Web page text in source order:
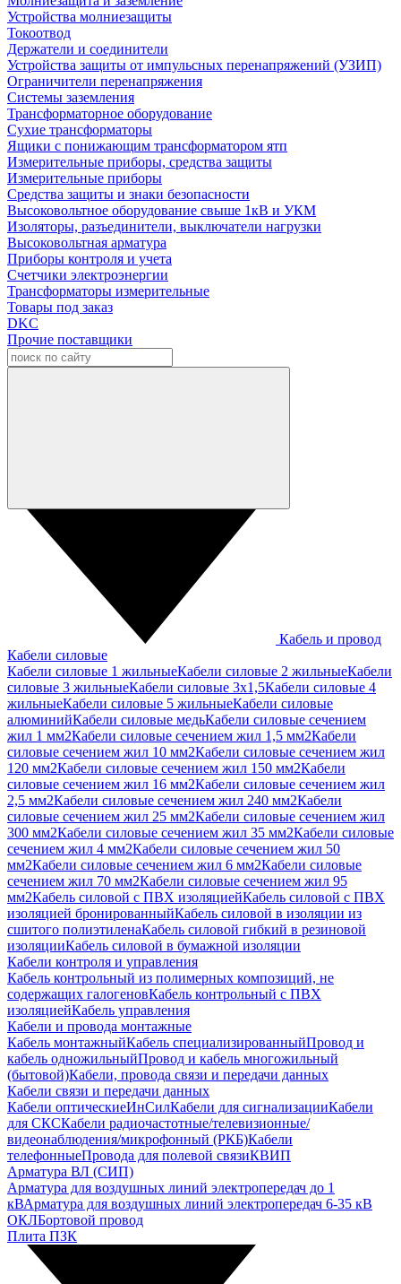
Устройства молниезащиты
Токоотвод
Держатели и соединители
Устройства защиты от импульсных перенапряжений (УЗИП)
Ограничители перенапряжения
Системы заземления
Трансформаторное оборудование
Сухие трансформаторы
Ящики с понижающим трансформатором ятп
Измерительные приборы, средства защиты
Измерительные приборы
Средства защиты и знаки безопасности
Высоковольтное оборудование свыше 1кВ и УКМ
Изоляторы, разъединители, выключатели нагрузки
Высоковольтная арматура
Приборы контроля и учета
Счетчики электроэнергии
Трансформаторы измерительные
Товары под заказ
DKC
Прочие поставщики
Кабель и провод
Кабели силовые
Кабели силовые 1 жильныеКабели силовые 2 жильныеКабели
силовые 3 жильныеКабели силовые 3х1,5Кабели силовые 4
жильныеКабели силовые 5 жильныеКабели силовые
алюминийКабели силовые медьКабели силовые сечением
жил 1 мм2Кабели силовые сечением жил 1,5 мм2Кабели
силовые сечением жил 10 мм2Кабели силовые сечением жил
120 мм2Кабели силовые сечением жил 150 мм2Кабели
силовые сечением жил 16 мм2Кабели силовые сечением жил
2,5 мм2Кабели силовые сечением жил 240 мм2Кабели
силовые сечением жил 25 мм2Кабели силовые сечением жил
300 мм2Кабели силовые сечением жил 35 мм2Кабели силовые
сечением жил 4 мм2Кабели силовые сечением жил 50
мм2Кабели силовые сечением жил 6 мм2Кабели силовые
сечением жил 70 мм2Кабели силовые сечением жил 95
мм2Кабель силовой с ПВХ изоляциейКабель силовой с ПВХ
изоляцией бронированныйКабель силовой в изоляции из
сшитого полиэтиленаКабель силовой гибкий в резиновой
изоляцииКабель силовой в бумажной изоляции
Кабели контроля и управления
Кабель контрольный из полимерных композиций, не
содержащих галогеновКабель контрольный с ПВХ
изоляциейКабель управления
Кабели и провода монтажные
Кабель монтажныйКабель специализированныйПровод и
кабель одножильныйПровод и кабель многожильный
(бытовой)Кабели, провода связи и передачи данных
Кабели связи и передачи данных
Кабели оптическиеИнСилКабели для сигнализацииКабели
для СКСКабели радиочастотные/телевизионные/
видеонаблюдения/микрофонный (РКБ)Кабели
телефонныеПровода для полевой связиКВИП
Арматура ВЛ (СИП)
Арматура для воздушных линий электропередач до 1
кВАрматура для воздушных линий электропередач 6-35 кВ
ОКЛБортовой провод
Плита ПЗК